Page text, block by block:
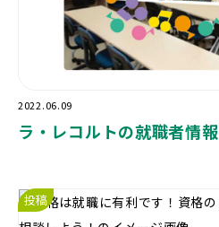
2022.06.09
ラ・レコルトの就職者情報
投稿